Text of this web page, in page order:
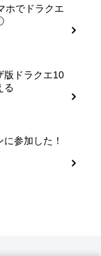
ホでドラクエ
版ドラクエ10
る
に参加した！